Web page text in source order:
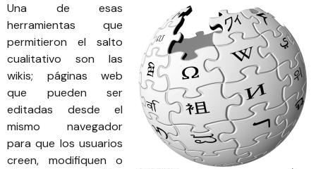
Una de esas
herramientas que
permitieron el salto
cualitativo son las
wikis; páginas web
que pueden ser
editadas desde el
mismo navegador
para que los usuarios
creen, modifiquen o